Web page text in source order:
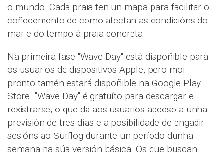
o mundo. Cada praia ten un mapa para facilitar o
coñecemento de como afectan as condicións do
mar e do tempo á praia concreta.
Na primeira fase "Wave Day" está dispoñible para
os usuarios de dispositivos Apple, pero moi
pronto tamén estará dispoñible na Google Play
Store. "Wave Day" é gratuíto para descargar e
rexistrarse, o que dá aos usuarios acceso a unha
previsión de tres días e a posibilidade de engadir
sesións ao Surflog durante un período dunha
semana na súa versión básica. Os que buscan